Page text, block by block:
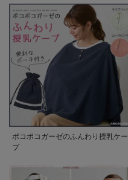
ポコポコガーゼのふんわり授乳ケー
プ